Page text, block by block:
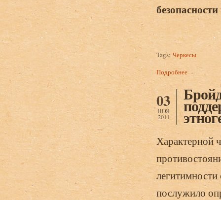
Tags: Черкесы
Подробнее о Бройдо
03
НОЯ
2011
Характерной
послужило